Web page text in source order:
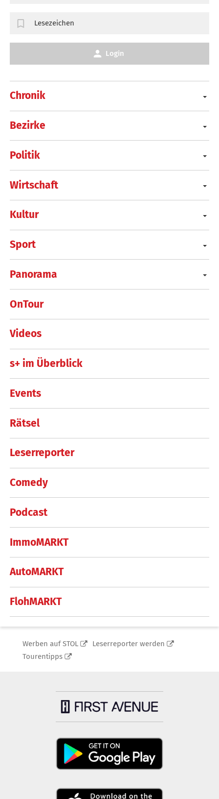
Chronik
Bezirke
Politik
Wirtschaft
Kultur
Sport
Panorama
OnTour
Videos
s+ im Überblick
Events
Rätsel
Leserreporter
Comedy
Podcast
ImmoMARKT
AutoMARKT
FlohMARKT
Lesezeichen
Login
Werben auf STOL
Leserreporter werden
Tourentipps